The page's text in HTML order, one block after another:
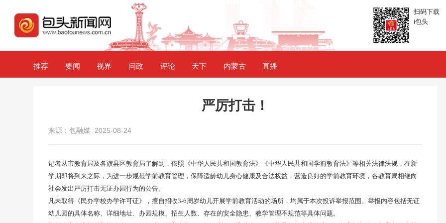
扫码下载
i包头
推荐 要闻 视界 问政 评论 天下 内蒙古 直播
严厉打击！
来源：包融媒 2025-08-24
记者从市教育局及各旗县区教育局了解到，依照《中华人民共和国教育法》《中华人民共和国学前教育法》等相关法律法规，在新
学期即将到来之际，为进一步规范学前教育管理，保障适龄幼儿身心健康及合法权益，营造良好的学前教育环境，各教育局相继向
社会发出严厉打击无证办园行为的公告。
凡未取得《民办学校办学许可证》，擅自招收3-6周岁幼儿开展学前教育活动的场所，均属于本次投诉举报范围。举报内容包括无证
幼儿园的具体名称、详细地址、办园规模、招生人数、存在的安全隐患、教学管理不规范等具体问题。